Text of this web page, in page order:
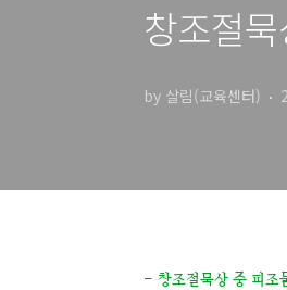
창조절
by 살림(교육센터)
- 창조절묵상 중 피조